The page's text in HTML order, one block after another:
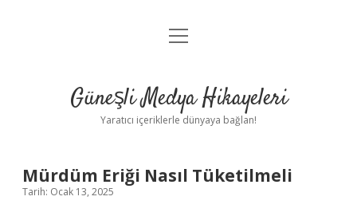
Anasayfa
Yasal Uyarı
menüyü
Güneşli Medya Hikayeleri
Yaratıcı içeriklerle dünyaya bağlan!
Mürdüm Eriği Nasıl Tüketilmeli
Tarih: Ocak 13, 2025